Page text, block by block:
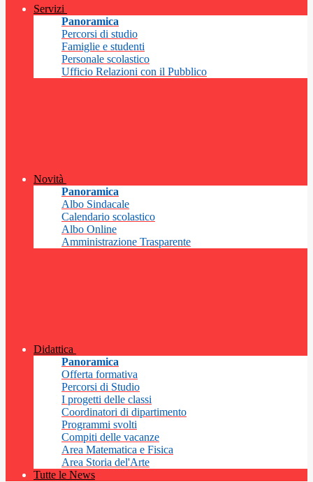
Servizi
Panoramica
Percorsi di studio
Famiglie e studenti
Personale scolastico
Ufficio Relazioni con il Pubblico
Novità
Panoramica
Albo Sindacale
Calendario scolastico
Albo Online
Amministrazione Trasparente
Didattica
Panoramica
Offerta formativa
Percorsi di Studio
I progetti delle classi
Coordinatori di dipartimento
Programmi svolti
Compiti delle vacanze
Area Matematica e Fisica
Area Storia del'Arte
Tutte le News